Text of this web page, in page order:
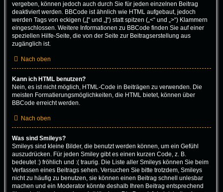
vergeben, können jedoch auch durch Sie für jeden einzelnen Beitrag
deaktiviert werden. BBCode ist ähnlich wie HTML aufgebaut, jedoch
werden Tags von eckigen („[“ und „]“) statt spitzen („<“ und „>“) Klammern
eingeschlossen. Weitere Informationen zu BBCode finden Sie auf einer
speziellen Hilfe-Seite, die von der Seite zur Beitragserstellung aus
zugänglich ist.
Nach oben
Kann ich HTML benutzen?
Nein, es ist nicht möglich, HTML-Code in Beiträgen zu verwenden. Die
meisten Formatierungsmöglichkeiten, die HTML bietet, können über
BBCode erreicht werden.
Nach oben
Was sind Smileys?
Smileys sind kleine Bilder, die benutzt werden können, um ein Gefühl
auszudrücken. Für jeden Smiley gibt es einen kurzen Code, z. B.
bedeutet :) fröhlich und :( traurig. Die Liste aller Smileys können Sie beim
Verfassen eines Beitrags sehen. Versuchen Sie bitte trotzdem, Smileys
nicht zu häufig zu benutzen, sie können einen Beitrag schnell unlesbar
machen und ein Moderator könnte deshalb Ihren Beitrag entsprechend